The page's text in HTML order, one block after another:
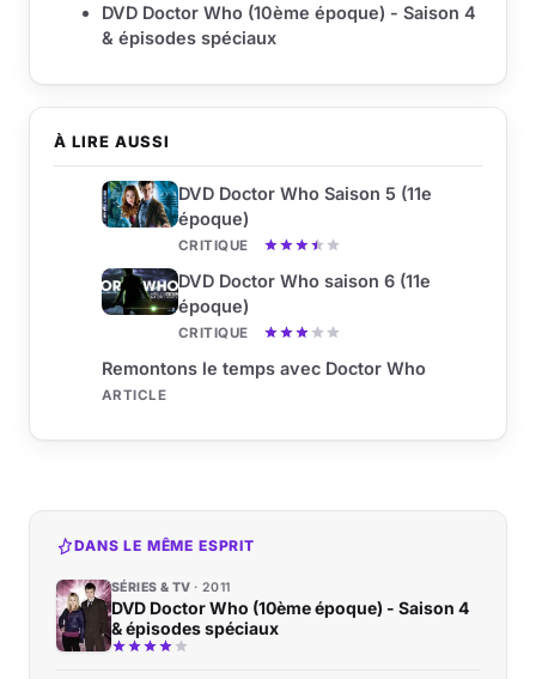
À LIRE AUSSI
DVD Doctor Who Saison 5 (11e
époque)
CRITIQUE
DVD Doctor Who saison 6 (11e
époque)
CRITIQUE
Remontons le temps avec Doctor Who
ARTICLE
DVD Doctor Who (10ème époque) - Saison 4
& épisodes spéciaux
DANS LE MÊME ESPRIT
SÉRIES & TV 2011
DVD Doctor Who (10ème époque) - Saison 4
& épisodes spéciaux